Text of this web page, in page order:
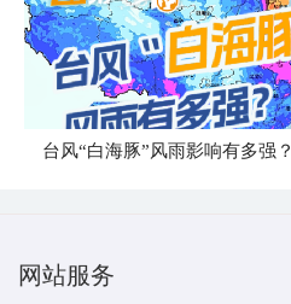
台风“白海豚”风雨影响有多强？
网站服务